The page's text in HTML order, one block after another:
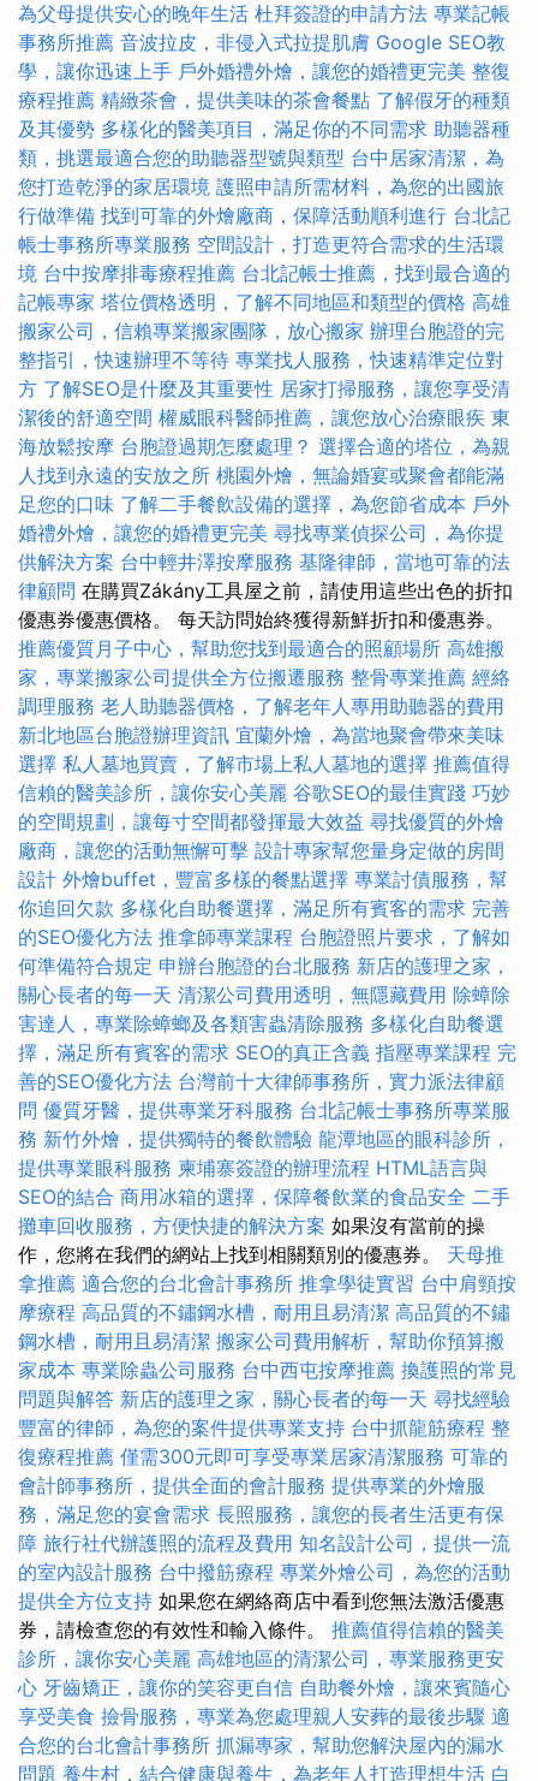
為父母提供安心的晚年生活 杜拜簽證的申請方法 專業記帳
事務所推薦 音波拉皮，非侵入式拉提肌膚 Google SEO教
學，讓你迅速上手 戶外婚禮外燴，讓您的婚禮更完美 整復
療程推薦 精緻茶會，提供美味的茶會餐點 了解假牙的種類
及其優勢 多樣化的醫美項目，滿足你的不同需求 助聽器種
類，挑選最適合您的助聽器型號與類型 台中居家清潔，為
您打造乾淨的家居環境 護照申請所需材料，為您的出國旅
行做準備 找到可靠的外燴廠商，保障活動順利進行 台北記
帳士事務所專業服務 空間設計，打造更符合需求的生活環
境 台中按摩排毒療程推薦 台北記帳士推薦，找到最合適的
記帳專家 塔位價格透明，了解不同地區和類型的價格 高雄
搬家公司，信賴專業搬家團隊，放心搬家 辦理台胞證的完
整指引，快速辦理不等待 專業找人服務，快速精準定位對
方 了解SEO是什麼及其重要性 居家打掃服務，讓您享受清
潔後的舒適空間 權威眼科醫師推薦，讓您放心治療眼疾 東
海放鬆按摩 台胞證過期怎麼處理？ 選擇合適的塔位，為親
人找到永遠的安放之所 桃園外燴，無論婚宴或聚會都能滿
足您的口味 了解二手餐飲設備的選擇，為您節省成本 戶外
婚禮外燴，讓您的婚禮更完美 尋找專業偵探公司，為你提
供解決方案 台中輕井澤按摩服務 基隆律師，當地可靠的法
律顧問 在購買Zákány工具屋之前，請使用這些出色的折扣
優惠券優惠價格。 每天訪問始終獲得新鮮折扣和優惠券。
推薦優質月子中心，幫助您找到最適合的照顧場所 高雄搬
家，專業搬家公司提供全方位搬遷服務 整骨專業推薦 經絡
調理服務 老人助聽器價格，了解老年人專用助聽器的費用
新北地區台胞證辦理資訊 宜蘭外燴，為當地聚會帶來美味
選擇 私人墓地買賣，了解市場上私人墓地的選擇 推薦值得
信賴的醫美診所，讓你安心美麗 谷歌SEO的最佳實踐 巧妙
的空間規劃，讓每寸空間都發揮最大效益 尋找優質的外燴
廠商，讓您的活動無懈可擊 設計專家幫您量身定做的房間
設計 外燴buffet，豐富多樣的餐點選擇 專業討債服務，幫
你追回欠款 多樣化自助餐選擇，滿足所有賓客的需求 完善
的SEO優化方法 推拿師專業課程 台胞證照片要求，了解如
何準備符合規定 申辦台胞證的台北服務 新店的護理之家，
關心長者的每一天 清潔公司費用透明，無隱藏費用 除蟑除
害達人，專業除蟑螂及各類害蟲清除服務 多樣化自助餐選
擇，滿足所有賓客的需求 SEO的真正含義 指壓專業課程 完
善的SEO優化方法 台灣前十大律師事務所，實力派法律顧
問 優質牙醫，提供專業牙科服務 台北記帳士事務所專業服
務 新竹外燴，提供獨特的餐飲體驗 龍潭地區的眼科診所，
提供專業眼科服務 柬埔寨簽證的辦理流程 HTML語言與
SEO的結合 商用冰箱的選擇，保障餐飲業的食品安全 二手
攤車回收服務，方便快捷的解決方案 如果沒有當前的操
作，您將在我們的網站上找到相關類別的優惠券。 天母推
拿推薦 適合您的台北會計事務所 推拿學徒實習 台中肩頸按
摩療程 高品質的不鏽鋼水槽，耐用且易清潔 高品質的不鏽
鋼水槽，耐用且易清潔 搬家公司費用解析，幫助你預算搬
家成本 專業除蟲公司服務 台中西屯按摩推薦 換護照的常見
問題與解答 新店的護理之家，關心長者的每一天 尋找經驗
豐富的律師，為您的案件提供專業支持 台中抓龍筋療程 整
復療程推薦 僅需300元即可享受專業居家清潔服務 可靠的
會計師事務所，提供全面的會計服務 提供專業的外燴服
務，滿足您的宴會需求 長照服務，讓您的長者生活更有保
障 旅行社代辦護照的流程及費用 知名設計公司，提供一流
的室內設計服務 台中撥筋療程 專業外燴公司，為您的活動
提供全方位支持 如果您在網絡商店中看到您無法激活優惠
券，請檢查您的有效性和輸入條件。 推薦值得信賴的醫美
診所，讓你安心美麗 高雄地區的清潔公司，專業服務更安
心 牙齒矯正，讓你的笑容更自信 自助餐外燴，讓來賓隨心
享受美食 撿骨服務，專業為您處理親人安葬的最後步驟 適
合您的台北會計事務所 抓漏專家，幫助您解決屋內的漏水
問題 養生村，結合健康與養生，為老年人打造理想生活 白